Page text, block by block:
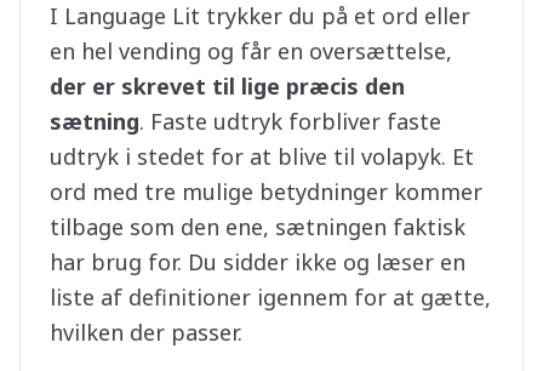
I Language Lit trykker du på et ord eller
en hel vending og får en oversættelse,
der er skrevet til lige præcis den
sætning. Faste udtryk forbliver faste
udtryk i stedet for at blive til volapyk. Et
ord med tre mulige betydninger kommer
tilbage som den ene, sætningen faktisk
har brug for. Du sidder ikke og læser en
liste af definitioner igennem for at gætte,
hvilken der passer.